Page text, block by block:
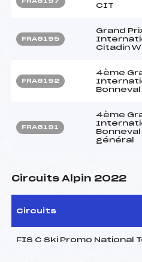
CIT
FRA6195
Grand
Citadin
FRA6192
4ème
FRA6191
4ème
général
Circuits Alpin 2022
Circuits
FIS C Ski Promo National